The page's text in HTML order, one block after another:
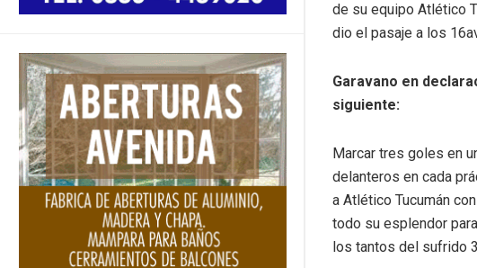
de su equipo Atlético
dio el pasaje a los
Garavano en
siguiente:
Marcar tres goles en
delanteros en cada
a Atlético Tucumán
todo su esplendor
los tantos del sufrido